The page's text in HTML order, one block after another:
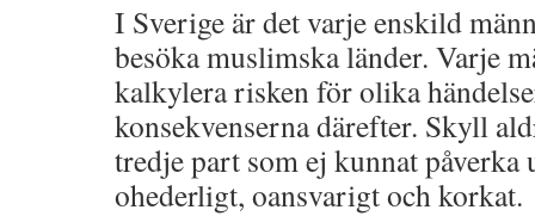
I Sverige är det varje enskild
besöka muslimska länder. Varje
kalkylera risken för olika
konsekvenserna därefter. Skyll
tredje part som ej kunnat påverka
ohederligt, oansvarigt och korkat.